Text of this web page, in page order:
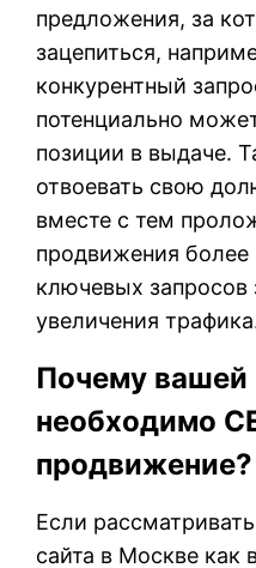
предложения, за
зацепиться,
конкурентный
потенциально
позиции в выдаче.
отвоевать свою
вместе с тем
продвижения более
ключевых запросов
увеличения
Почему вашей
необходимо
продвижение?
Если
сайта в Москве как